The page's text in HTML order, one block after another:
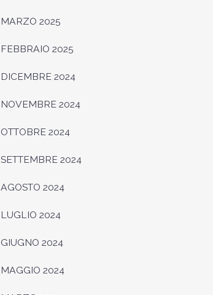
MARZO 2025
FEBBRAIO 2025
DICEMBRE 2024
NOVEMBRE 2024
OTTOBRE 2024
SETTEMBRE 2024
AGOSTO 2024
LUGLIO 2024
GIUGNO 2024
MAGGIO 2024